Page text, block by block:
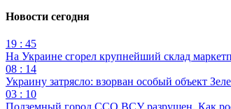
Новости сегодня
19 : 45
На Украине сгорел крупнейший склад
08 : 14
Украину затрясло: взорван особый объект
03 : 10
Подземный город ССО ВСУ разрушен. Как